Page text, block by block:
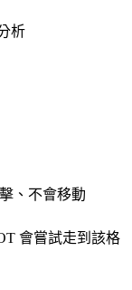
析
、不會移動
會嘗試走到該格